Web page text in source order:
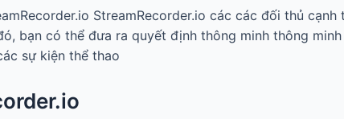
StreamRecorder.io các các đối thủ
bạn có thể đưa ra quyết định thông minh thông
sự kiện thể thao